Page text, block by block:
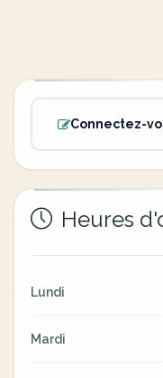
Connectez-
Heures
Lundi
Mardi